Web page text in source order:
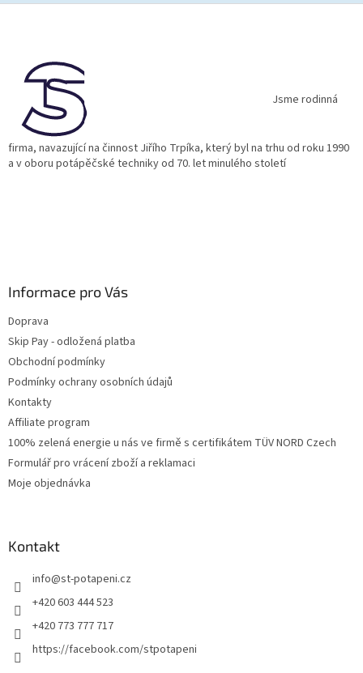
Jsme rodinná
firma, navazující na činnost Jiřího Trpíka, který byl na trhu od roku 1990
a v oboru potápěčské techniky od 70. let minulého století
Informace pro Vás
Doprava
Skip Pay - odložená platba
Obchodní podmínky
Podmínky ochrany osobních údajů
Kontakty
Affiliate program
100% zelená energie u nás ve firmě s certifikátem TÜV NORD Czech
Formulář pro vrácení zboží a reklamaci
Moje objednávka
Kontakt
info@st-potapeni.cz
+420 603 444 523
+420 773 777 717
https://facebook.com/stpotapeni